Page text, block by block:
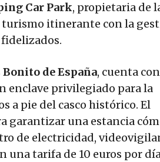
Car Park, propietaria de
turismo itinerante con la
Bonito de España, cuenta con
enclave privilegiado para la
a pie del casco histórico. El
garantizar una estancia
de electricidad,
una tarifa de 10 euros por